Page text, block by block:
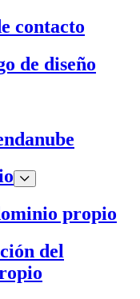
contacto
de diseño
propio
del